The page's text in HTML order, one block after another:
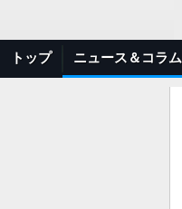
トップ ニュース＆コラム